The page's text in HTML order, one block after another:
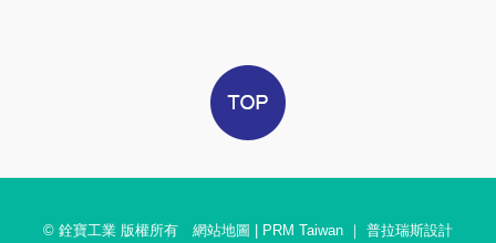
© 銓寶工業 版權所有 網站地圖 PRM Taiwan ｜ 普拉瑞斯設計